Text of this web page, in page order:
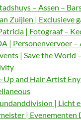
– Assen –
Zuijlen | Exclusieve
| Fotograaf –
| Personenvervoer
| Save the World
Up and Hair Artist
| Licht
| Evenementen